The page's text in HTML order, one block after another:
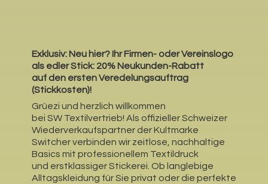
Exklusiv: Neu hier? Ihr Firmen- oder Vereinslogo
als edler Stick: 20% Neukunden-Rabatt
auf den ersten Veredelungsauftrag
(Stickkosten)!
Grüezi und herzlich willkommen
bei SW Textilvertrieb! Als offizieller Schweizer
Wiederverkaufspartner der Kultmarke
Switcher verbinden wir zeitlose, nachhaltige
Basics mit professionellem Textildruck
und erstklassiger Stickerei. Ob langlebige
Alltagskleidung für Sie privat oder die perfekte